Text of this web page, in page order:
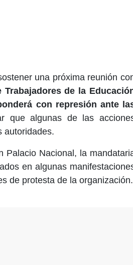
una próxima reunión
de la
con represión ante
que algunas de las
autoridades.
Palacio Nacional, la
en algunas
de protesta de la organización.